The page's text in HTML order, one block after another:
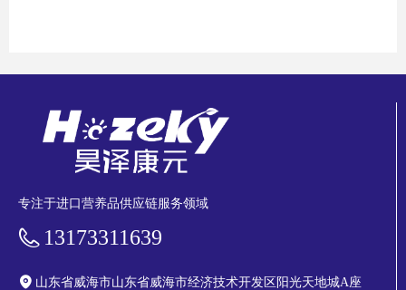
专注于进口营养品供应链服务领域
13173311639
山东省威海市山东省威海市经济技术开发区阳光天地城A座